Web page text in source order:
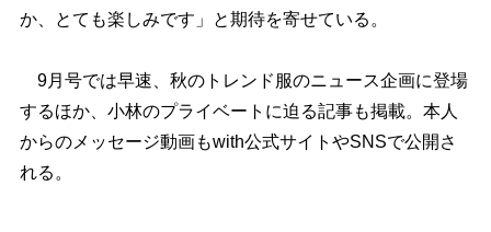
か、とても楽しみです」と期待を寄せている。
9月号では早速、秋のトレンド服のニュース企画に登場
するほか、小林のプライベートに迫る記事も掲載。本人
からのメッセージ動画もwith公式サイトやSNSで公開さ
れる。